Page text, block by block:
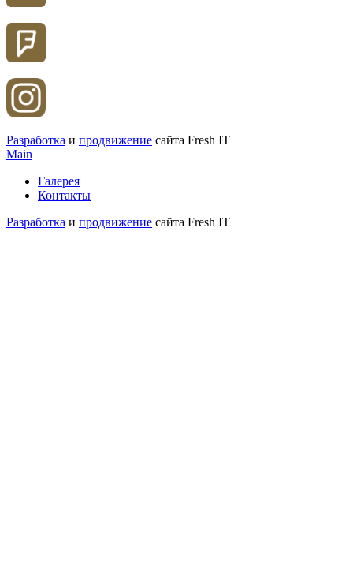
Разработка и продвижение сайта Fresh IT
Main
Галерея
Контакты
Разработка и продвижение сайта Fresh IT